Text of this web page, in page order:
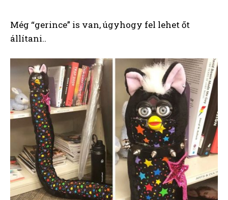
Még “gerince” is van, úgyhogy fel lehet őt
állítani..